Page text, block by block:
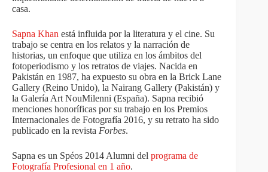
casa.
Sapna Khan está influida por la literatura y el cine. Su
trabajo se centra en los relatos y la narración de
historias, un enfoque que utiliza en los ámbitos del
fotoperiodismo y los retratos de viajes. Nacida en
Pakistán en 1987, ha expuesto su obra en la Brick Lane
Gallery (Reino Unido), la Nairang Gallery (Pakistán) y
la Galería Art NouMilenni (España). Sapna recibió
menciones honoríficas por su trabajo en los Premios
Internacionales de Fotografía 2016, y su retrato ha sido
publicado en la revista Forbes.
Sapna es un Spéos 2014 Alumni del programa de
Fotografía Profesional en 1 año.